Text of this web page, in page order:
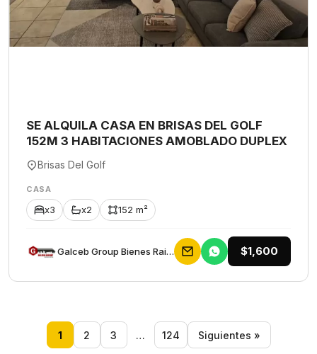
SE ALQUILA CASA EN BRISAS DEL GOLF
152M 3 HABITACIONES AMOBLADO DUPLEX
Brisas Del Golf
CASA
x3 x2 152 m²
Galceb Group Bienes Raices $1,600
1 2 3 … 124 Siguientes »